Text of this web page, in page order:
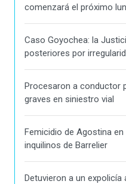
comenzará el próximo
Caso Goyochea: la
posteriores por
Procesaron a conductor
graves en siniestro vial
Femicidio de Agostina
inquilinos de Barrelier
Detuvieron a un expolicía